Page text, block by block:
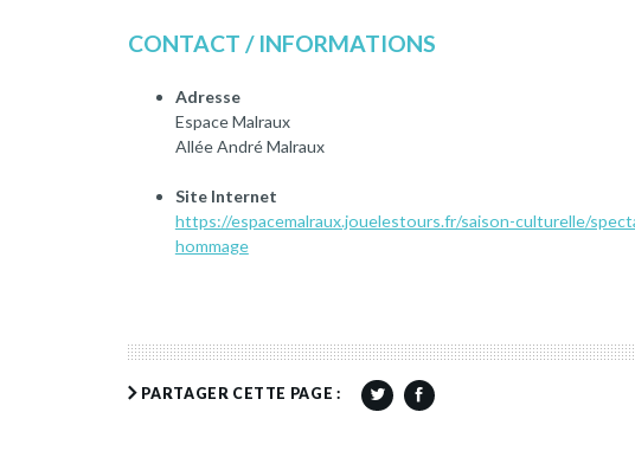
CONTACT / INFORMATIONS
Adresse
Espace Malraux
Allée André Malraux
Site Internet
https://espacemalraux.jouelestours.fr/saison-culturelle/
hommage
PARTAGER CETTE PAGE :